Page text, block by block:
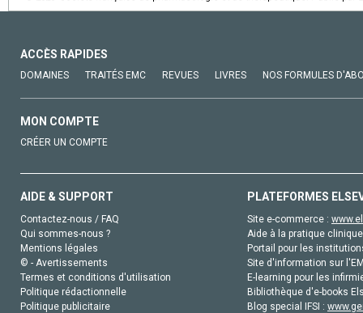
ACCÈS RAPIDES
DOMAINES TRAITÉS EMC REVUES LIVRES NOS FORMULES
MON COMPTE
CRÉER UN COMPTE
AIDE & SUPPORT
Contactez-nous / FAQ
Qui sommes-nous ?
Mentions légales
© - Avertissements
Termes et conditions d'utilisation
Politique rédactionnelle
Politique publicitaire
PLATEFORMES
Site e-commerce :
Aide à la pratique
Portail pour les
Site d'information sur
E-learning pour les
Bibliothèque d'e-books
Blog special IFSI :